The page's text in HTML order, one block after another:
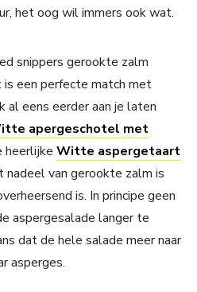
het oog wil immers ook wat.
snippers gerookte zalm
is een perfecte match met
eens eerder aan je laten
apergeschotel met
heerlijke Witte aspergetaart
nadeel van gerookte zalm is
is. In principe geen
aspergesalade langer te
dat de hele salade meer naar
asperges.